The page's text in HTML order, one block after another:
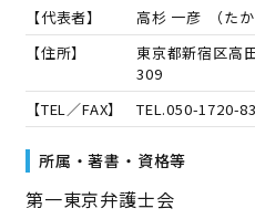
【代表者】 高杉 一彦 （た
【住所】
東京都新宿区高
309
【TEL／FAX】
TEL.050-1720-
所属・著書・資格等
第一東京弁護士会